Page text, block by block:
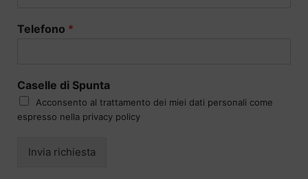
Telefono *
Caselle di Spunta
Acconsento al trattamento dei miei dati personali come
espresso nella privacy policy
Invia richiesta